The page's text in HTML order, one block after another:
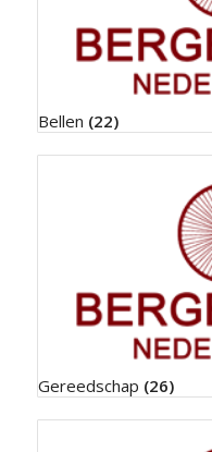
Bellen (22)
Gereedschap (26)